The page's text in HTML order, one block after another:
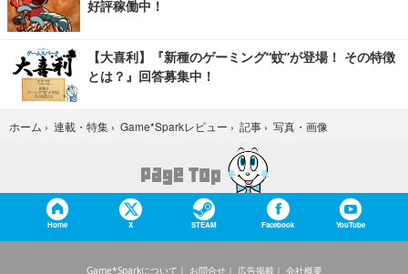
好評稼働中！
【大喜利】『新種のゲーミング“蚊”が登場！ その特徴
とは？』回答募集中！
ホーム › 連載・特集 › Game*Sparkレビュー › 記事 › 写真・画像
Home X STEAM Facebook YouTube
Game*Sparkについて お問合せ 広告掲載 会社概要